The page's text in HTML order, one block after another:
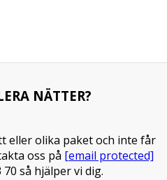
NÄTTER?
eller olika paket och inte får
oss på [email protected]
så hjälper vi dig.